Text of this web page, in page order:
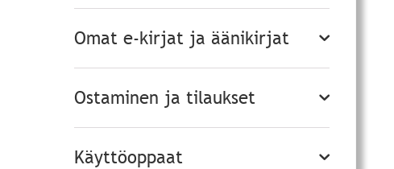
Omat e-kirjat ja äänikirjat
Ostaminen ja tilaukset
Käyttöoppaat